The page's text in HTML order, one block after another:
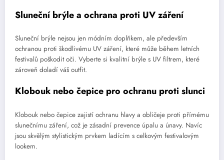
Sluneční brýle a ochrana proti UV záření
Sluneční brýle nejsou jen módním doplňkem, ale především
ochranou proti škodlivému UV záření, které může během letních
festivalů poškodit oči. Vyberte si kvalitní brýle s UV filtrem, které
zároveň doladí váš outfit.
Klobouk nebo čepice pro ochranu proti slunci
Klobouk nebo čepice zajistí ochranu hlavy a obličeje proti přímému
slunečnímu záření, což je zásadní prevence úpalu a únavy. Navíc
jsou skvělým stylistickým prvkem ladícím s celkovým festivalovým
lookem.